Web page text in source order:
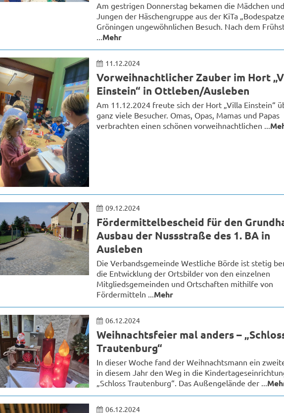
Am gestrigen Donnerstag bekamen die Mädchen und
Jungen der Häschengruppe aus der KiTa
Gröningen ungewöhnlichen Besuch. Nach dem
...Mehr
11.12.2024
Vorweihnachtlicher Zauber im Hort
Einstein“ in Ottleben/Ausleben
Am 11.12.2024 freute sich der Hort „Villa Einstein“
ganz viele Besucher. Omas, Opas, Mamas und Papas
verbrachten einen schönen vorweihnachtlichen ...
09.12.2024
Fördermittelbescheid für den
Ausbau der Nussstraße des 1. BA in
Ausleben
Die Verbandsgemeinde Westliche Börde ist stetig
die Entwicklung der Ortsbilder von den einzelnen
Mitgliedsgemeinden und Ortschaften mithilfe von
Fördermitteln ...Mehr
06.12.2024
Weihnachtsfeier mal anders –
Trautenburg“
In dieser Woche fand der Weihnachtsmann ein
in diesem Jahr den Weg in die
„Schloss Trautenburg“. Das Außengelände der ...
06.12.2024